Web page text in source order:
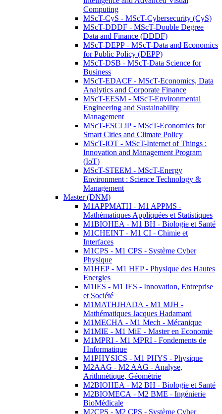
Computing
MScT-CyS - MScT-Cybersecurity (CyS)
MScT-DDDF - MScT-Double Degree
Data and Finance (DDDF)
MScT-DEPP - MScT-Data and Economics
for Public Policy (DEPP)
MScT-DSB - MScT-Data Science for
Business
MScT-EDACF - MScT-Economics, Data
Analytics and Corporate Finance
MScT-EESM - MScT-Environmental
Engineering and Sustainability
Management
MScT-ESCLiP - MScT-Economics for
Smart Cities and Climate Policy
MScT-IOT - MScT-Internet of Things :
Innovation and Management Program
(IoT)
MScT-STEEM - MScT-Energy
Environment : Science Technology &
Management
Master (DNM)
M1APPMATH - M1 APPMS -
Mathématiques Appliquées et Statistiques
M1BIOHEA - M1 BH - Biologie et Santé
M1CHEINT - M1 CI - Chimie et
Interfaces
M1CPS - M1 CPS - Système Cyber
Physique
M1HEP - M1 HEP - Physique des Hautes
Energies
M1IES - M1 IES - Innovation, Entreprise
et Société
M1MATHJHADA - M1 MJH -
Mathématiques Jacques Hadamard
M1MECHA - M1 Mech - Mécanique
M1MIE - M1 MiE - Master en Economie
M1MPRI - M1 MPRI - Fondements de
l'Informatique
M1PHYSICS - M1 PHYS - Physique
M2AAG - M2 AAG - Analyse,
Arithmétique, Géométrie
M2BIOHEA - M2 BH - Biologie et Santé
M2BIOMECA - M2 BME - Ingénierie
BioMédicale
M2CPS - M2 CPS - Système Cyber